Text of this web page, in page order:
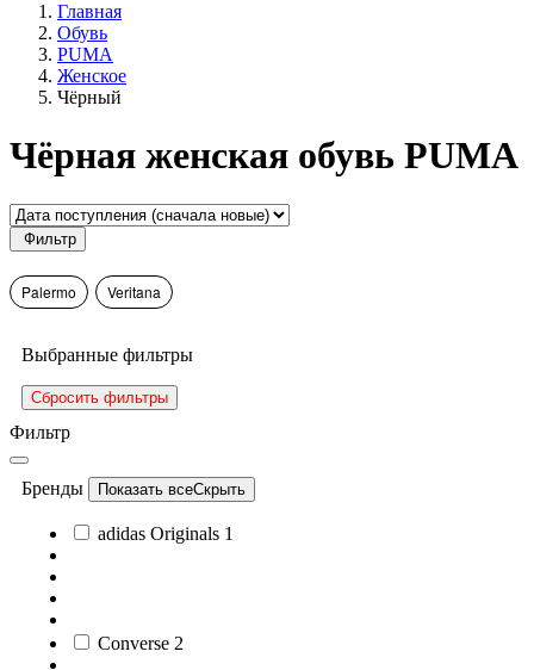
Главная
Обувь
PUMA
Женское
Чёрный
Чёрная женская обувь PUMA
Фильтр
Palermo Veritana
Выбранные фильтры
Сбросить фильтры
Фильтр
Бренды Показать всеСкрыть
adidas Originals 1
Converse 2